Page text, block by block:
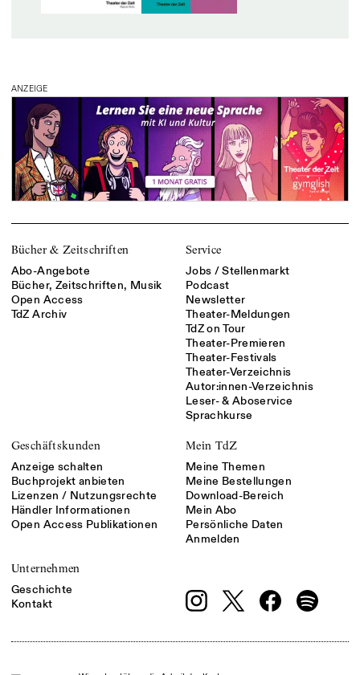
ANZEIGE
Bücher & Zeitschriften
Abo-Angebote
Bücher, Zeitschriften, Musik
Open Access
TdZ Archiv
Service
Jobs / Stellenmarkt
Podcast
Newsletter
Theater-Meldungen
TdZ on Tour
Theater-Premieren
Theater-Festivals
Theater-Verzeichnis
Autor:innen-Verzeichnis
Leser- & Aboservice
Sprachkurse
Geschäftskunden
Anzeige schalten
Buchprojekt anbieten
Lizenzen / Nutzungsrechte
Händler Informationen
Open Access Publikationen
Mein TdZ
Meine Themen
Meine Bestellungen
Download-Bereich
Mein Abo
Persönliche Daten
Anmelden
Unternehmen
Geschichte
Kontakt